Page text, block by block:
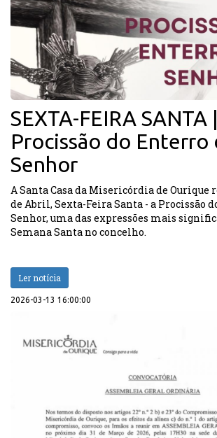
SEXTA-FEIRA SANTA |
Procissão do Enterro
Senhor
A Santa Casa da Misericórdia de Ourique
de Abril, Sexta-Feira Santa - a Procissão
Senhor, uma das expressões mais
Semana Santa no concelho.
Ler notícia
2026-03-13 16:00:00